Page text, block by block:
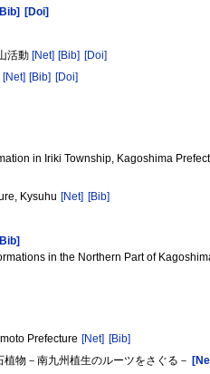
[Doi]
活動 [Net] [Bib] [Doi]
[Net] [Bib] [Doi]
in Iriki Township, Kagoshima
Kysuhu [Net] [Bib]
in the Northern Part of
Prefecture [Net] [Bib]
植物－南九州植生のルーツをさぐる－